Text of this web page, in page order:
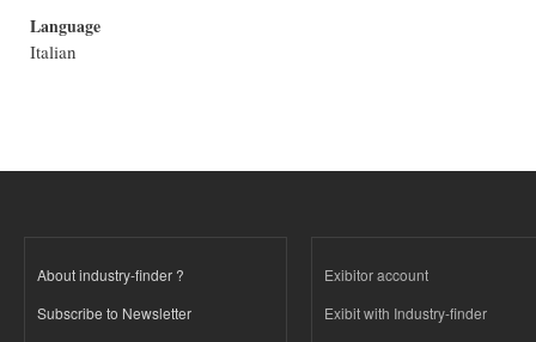
Language
Italian
About industry-finder ?
Subscribe to Newsletter
Exibitor account
Exibit with Industry-finder